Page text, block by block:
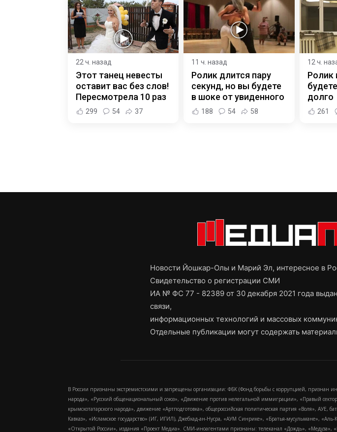
22 ч. назад
Этот танец невесты
оставит вас без слов!
Пересмотрела 10 раз
299 54 37
11 ч. назад
Ролик длится пару
секунд, но вы будете
в шоке от увиденного
188 54 58
12 ч.
Ролик
долго
261
Новости Йошкар-Олы и Марий Эл, интересное в
Свидетельство о регистрации СМИ
ИА № ФС 77 - 82389 от 30 декабря 2021 года
связи,
информационных технологий и массовых
Отдельные публикации могут содержать
В России признаны экстремистскими и запрещены организации: ФБК (Фонд борьбы с коррупцией, признан
народа», «Русский общенациональный союз», «Движение против нелегальной иммиграции», «Правый
крымскотатарского народа», движение «Артподготовка», общероссийская политическая партия «Воля»,
Кавказ», «Исламское государство» (ИГ, ИГИЛ), Джебхад-ан-Нусра, «АУМ Синрике», «Братья-мусульмане»,
«Открытой России», издания «Проект Медиа». СМИ-иноагентами признаны: телеканал «Дождь»,